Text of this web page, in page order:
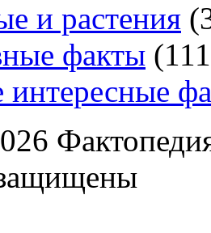
и растения (
факты (111
интересные